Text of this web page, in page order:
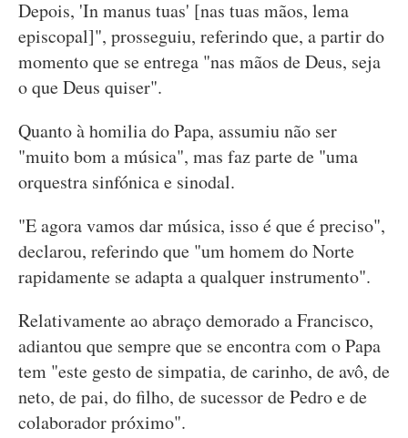
Depois, 'In manus tuas' [nas tuas mãos, lema
episcopal]", prosseguiu, referindo que, a partir do
momento que se entrega "nas mãos de Deus, seja
o que Deus quiser".
Quanto à homilia do Papa, assumiu não ser
"muito bom a música", mas faz parte de "uma
orquestra sinfónica e sinodal.
"E agora vamos dar música, isso é que é preciso",
declarou, referindo que "um homem do Norte
rapidamente se adapta a qualquer instrumento".
Relativamente ao abraço demorado a Francisco,
adiantou que sempre que se encontra com o Papa
tem "este gesto de simpatia, de carinho, de avô, de
neto, de pai, do filho, de sucessor de Pedro e de
colaborador próximo".